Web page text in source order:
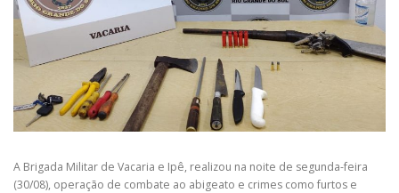
A Brigada Militar de Vacaria e Ipê, realizou na noite de segunda-feira
(30/08), operação de combate ao abigeato e crimes como furtos e